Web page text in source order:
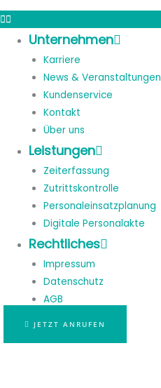
Unternehmen
Karriere
News & Veranstaltungen
Kundenservice
Kontakt
Über uns
Leistungen
Zeiterfassung
Zutrittskontrolle
Personaleinsatzplanung
Digitale Personalakte
Rechtliches
Impressum
Datenschutz
AGB
JETZT ANRUFEN